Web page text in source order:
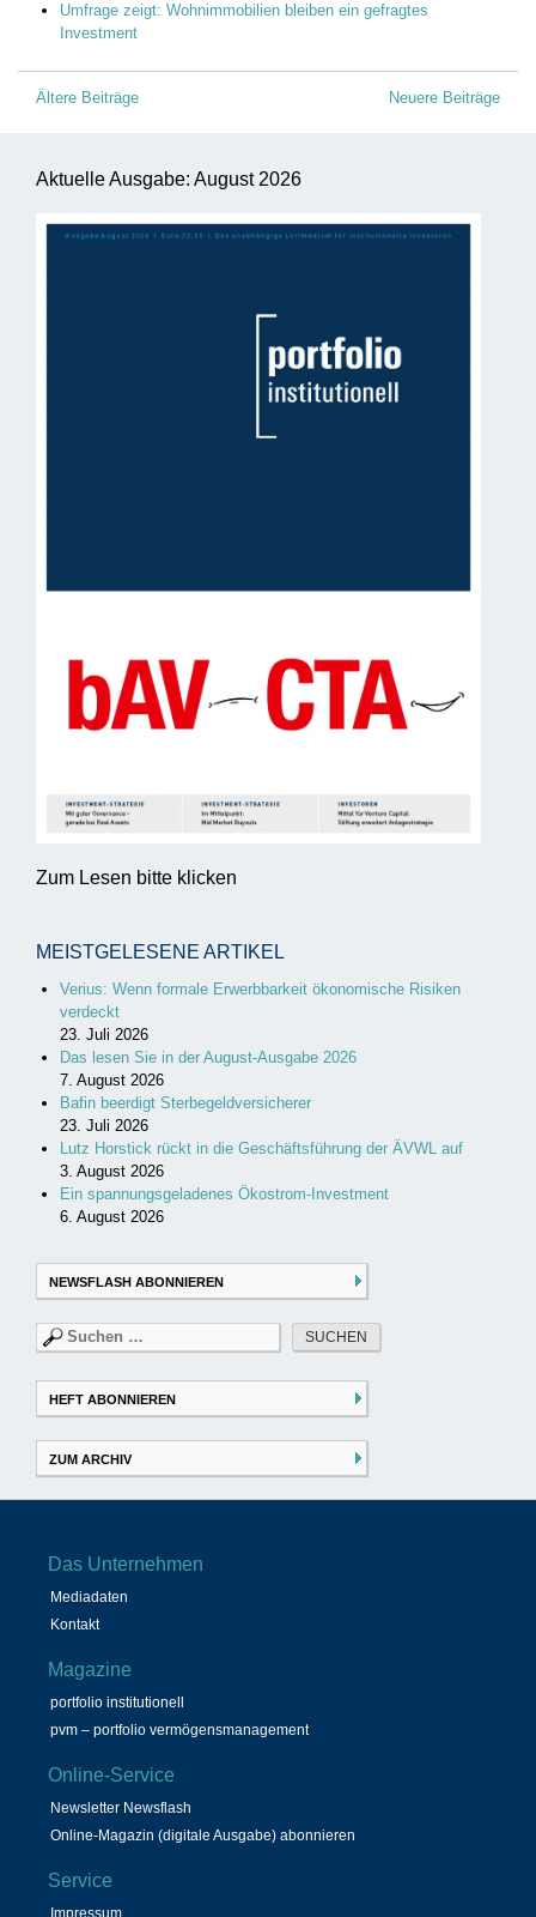
Umfrage zeigt: Wohnimmobilien bleiben ein gefragtes
Investment
Beitragsnavigation
Ältere Beiträge Neuere Beiträge
Aktuelle Ausgabe: August 2026
Zum Lesen bitte klicken
MEISTGELESENE ARTIKEL
Verius: Wenn formale Erwerbbarkeit ökonomische Risiken
verdeckt
23. Juli 2026
Das lesen Sie in der August-Ausgabe 2026
7. August 2026
Bafin beerdigt Sterbegeldversicherer
23. Juli 2026
Lutz Horstick rückt in die Geschäftsführung der ÄVWL auf
3. August 2026
Ein spannungsgeladenes Ökostrom-Investment
6. August 2026
NEWSFLASH ABONNIEREN
Suchen
nach:
HEFT ABONNIEREN
ZUM ARCHIV
Das Unternehmen
Mediadaten
Kontakt
Magazine
portfolio institutionell
pvm – portfolio vermögensmanagement
Online-Service
Newsletter Newsflash
Online-Magazin (digitale Ausgabe) abonnieren
Service